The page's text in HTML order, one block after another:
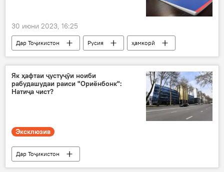
30 июни 2023, 16:25
Дар Тоҷикистон Русия
ҳамкорӣ
равобит
тақвият СҲШ
Як ҳафтаи ҷустуҷӯи ноиби
рабудашудаи раиси "Ориёнбонк":
Натиҷа чист?
Эксклюзив
Дар Тоҷикистон
Рӯйдод, ҷиноят ва ҳолатҳои фавқулода
бонк